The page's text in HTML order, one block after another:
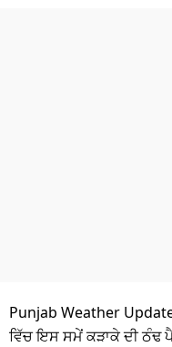
ਚੋਣਾਂ 2026
Punjab Weather
ਵਿੱਚਇਸ ਸਮੇਂਕੜਾਕੇ ਦੀਠੰਢ